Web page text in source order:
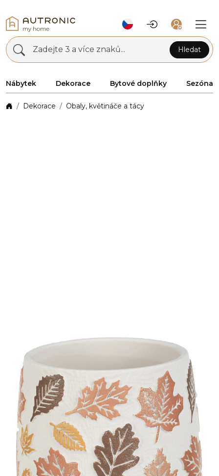
Zadejte 3 a více znaků... Hledat
Nábytek Dekorace Bytové doplňky Sezóna
Dekorace Obaly, květináče a tácy